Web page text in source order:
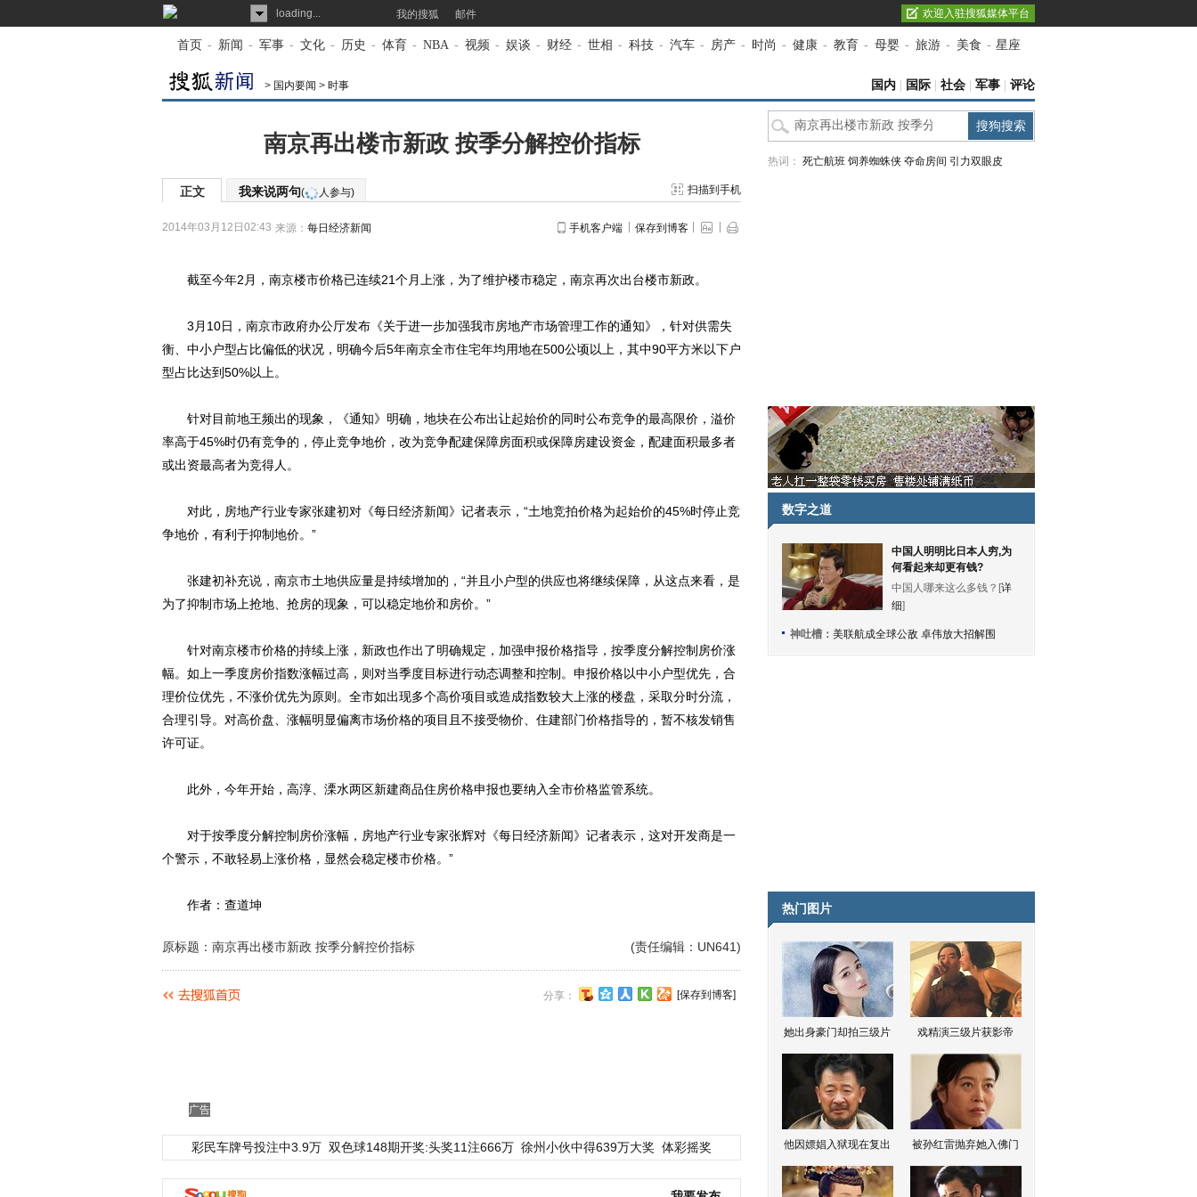
loading... 我的搜狐 邮件 欢迎入驻搜狐媒体平台
首页 - 新闻 - 军事 - 文化 - 历史 - 体育 - NBA - 视频 - 娱谈 - 财经 - 世相 - 科技 - 汽车 - 房产 - 时尚 - 健康 - 教育 - 母婴 - 旅游 - 美食 - 星座
> 国内要闻 > 时事 国内 国际 社会 军事 评论
南京再出楼市新政 按季分解控价指标
正文 我来说两句( 人参与) 扫描到手机
2014年03月12日02:43 来源： 每日经济新闻 手机客户端 保存到博客
截至今年2月，南京楼市价格已连续21个月上涨，为了维护楼市稳定，南京再次出台楼市新政。
3月10日，南京市政府办公厅发布《关于进一步加强我市房地产市场管理工作的通知》，针对供需失
衡、中小户型占比偏低的状况，明确今后5年南京全市住宅年均用地在500公顷以上，其中90平方米以下户
型占比达到50%以上。
针对目前地王频出的现象，《通知》明确，地块在公布出让起始价的同时公布竞争的最高限价，溢价
率高于45%时仍有竞争的，停止竞争地价，改为竞争配建保障房面积或保障房建设资金，配建面积最多者
或出资最高者为竞得人。
对此，房地产行业专家张建初对《每日经济新闻》记者表示，“土地竞拍价格为起始价的45%时停止竞
争地价，有利于抑制地价。”
张建初补充说，南京市土地供应量是持续增加的，“并且小户型的供应也将继续保障，从这点来看，是
为了抑制市场上抢地、抢房的现象，可以稳定地价和房价。”
针对南京楼市价格的持续上涨，新政也作出了明确规定，加强申报价格指导，按季度分解控制房价涨
幅。如上一季度房价指数涨幅过高，则对当季度目标进行动态调整和控制。申报价格以中小户型优先，合
理价位优先，不涨价优先为原则。全市如出现多个高价项目或造成指数较大上涨的楼盘，采取分时分流，
合理引导。对高价盘、涨幅明显偏离市场价格的项目且不接受物价、住建部门价格指导的，暂不核发销售
许可证。
此外，今年开始，高淳、溧水两区新建商品住房价格申报也要纳入全市价格监管系统。
对于按季度分解控制房价涨幅，房地产行业专家张辉对《每日经济新闻》记者表示，这对开发商是一
个警示，不敢轻易上涨价格，显然会稳定楼市价格。”
作者：查道坤
(责任编辑：UN641)
原标题：南京再出楼市新政 按季分解控价指标
分享： [保存到博客]
广告
彩民车牌号投注中3.9万 双色球148期开奖:头奖11注666万 徐州小伙中得639万大奖 体彩摇奖
热词： 死亡航班 饲养蜘蛛侠 夺命房间 引力双眼皮
数字之道
中国人明明比日本人穷,为
何看起来却更有钱?
中国人哪来这么多钱？[详
细]
神吐槽： 美联航成全球公敌 卓伟放大招解围
热门图片
她出身豪门却拍三级片 戏精演三级片获影帝
他因嫖娼入狱现在复出 被孙红雷抛弃她入佛门